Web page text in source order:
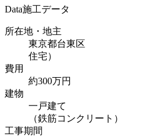
Data施工データ
所在地・地主
東京都台東区
住宅）
費用
約300万円
建物
一戸建て
（鉄筋コンクリート）
工事期間